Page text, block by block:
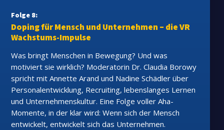
Folge 8:
Doping für Mensch und Unternehmen – die VR
Wachstums-Impulse
Was bringt Menschen in Bewegung? Und was
motiviert sie wirklich? Moderatorin Dr. Claudia Borowy
spricht mit Annette Arand und Nadine Schädler über
Personalentwicklung, Recruiting, lebenslanges Lernen
und Unternehmenskultur. Eine Folge voller Aha-
Momente, in der klar wird: Wenn sich der Mensch
entwickelt, entwickelt sich das Unternehmen.